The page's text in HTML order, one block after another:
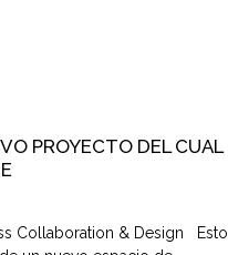
PROYECTO DEL CUAL
Collaboration & Design Esto